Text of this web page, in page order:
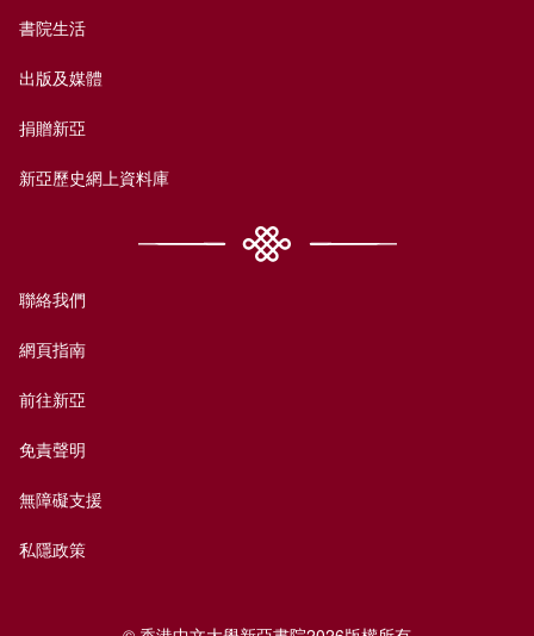
書院生活
出版及媒體
捐贈新亞
新亞歷史網上資料庫
聯絡我們
網頁指南
前往新亞
免責聲明
無障礙支援
私隱政策